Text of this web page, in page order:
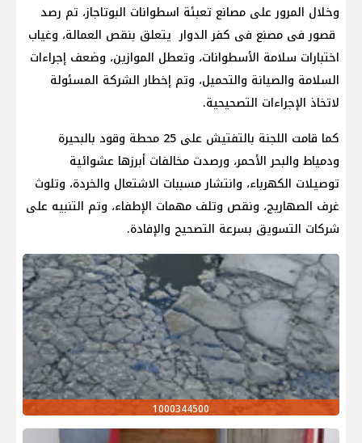
وخلال المرور على مصانع تعبئة اسطوانات البوتاجاز، تم رصد
قصور فى مصنع فى كفر الدوار يتعلق بنقص العمالة، وغياب
اختبارات سلامة الأسطوانات، وتعطل الموازين، وضعف إجراءات
السلامة والصيانة والتحميل، وتم إخطار الشركة المسئولة
لاتخاذ الإجراءات التصحيحية.
كما قامت اللجنة بالتفتيش على 25 محطة وقود بالبحيرة
ودمياط والبحر الأحمر، ورصدت مخالفات أبرزها عشوائية
توصيلات الكهرباء، وانتشار مسببات الاشتعال والخردة، وتلوث
غرف الصهاريج، ونقص وتلف مهمات الإطفاء، وتم التنبيه على
شركات التسويق بسرعة التصحيح والإفادة.
1000344500